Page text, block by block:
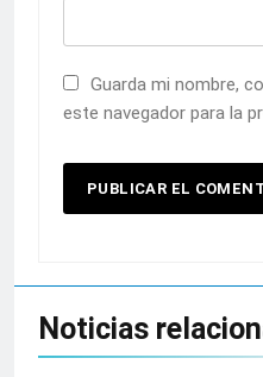
Guarda mi nombre,
este navegador para la
Noticias